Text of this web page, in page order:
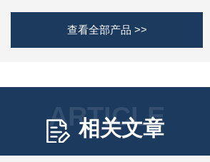
查看全部产品 >>
ARTICLE
相关文章